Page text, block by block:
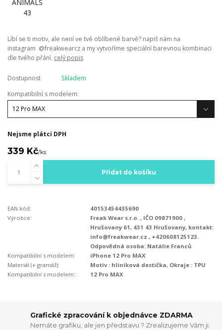
Líbí se ti motiv, ale není ve tvé oblíbené barvě? napiš nám na
instagram @freakwearcz a my vytvoříme speciální barevnou kombinaci
dle tvého přání. celý popis
Dostupnost
Skladem
Kompatibilní s modelem:
Nejsme plátci DPH
339 Kč/ks
Přidat do košíku
EAN kód:
40153454435690
Výrobce:
Freak Wear s.r.o. , IČO 09871900 ,
Hrušovany 61, 431 43 Hrušovany, kontakt:
info@freakwear.cz , +420608125123.
Odpovědná osoba: Natálie Franců
Kompatibilní s modelem:
iPhone 12 Pro MAX
Materiál (+ gramáž):
Motiv : hliníková destička, Okraje : TPU
Kompatibilní s modelem::
12 Pro MAX
Grafické zpracování k objednávce ZDARMA
Nemáte grafiku, ale jen představu ? Zrealizujeme Vám ji.